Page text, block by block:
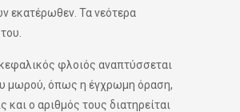
εκατέρωθεν. Τα νεότερα
φλοιός αναπτύσσεται
μωρού, όπως η έγχρωμη όραση,
ο αριθμός τους διατηρείται